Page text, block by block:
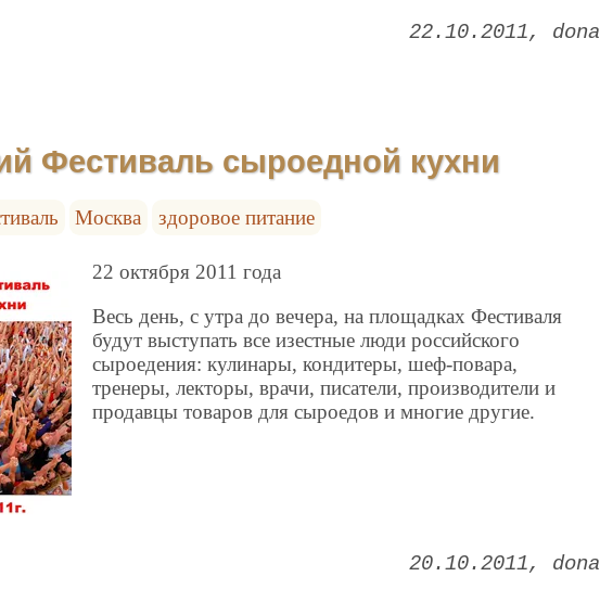
22.10.2011 dona
Фестиваль сыроедной кухни
Москва здоровое питание
22 октября 2011 года
Весь день, с утра до вечера, на площадках Фестиваля
будут выступать все изестные люди российского
сыроедения: кулинары, кондитеры, шеф-повара,
тренеры, лекторы, врачи, писатели, производители и
продавцы товаров для сыроедов и многие другие.
20.10.2011 dona